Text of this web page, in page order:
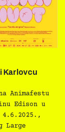
Karlovcu
Animafestu
Edison u
Large